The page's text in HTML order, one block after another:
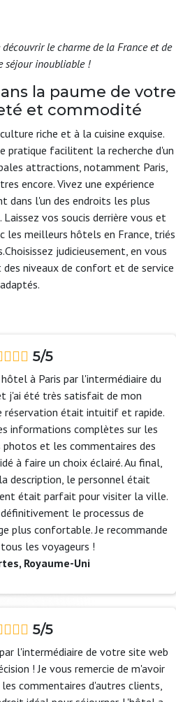
le charme de la France et de
séjour inoubliable !
la paume de votre
et commodité
riche et à la cuisine exquise.
pratique facilitent la recherche d'un
attractions, notamment Paris,
encore. Vivez une expérience
dans l'un des endroits les plus
vos soucis derrière vous et
les meilleurs hôtels en France, triés
judicieusement, en vous
niveaux de confort et de service
adaptés.
5/5
à Paris par l'intermédiaire du
j'ai été très satisfait de mon
réservation était intuitif et rapide.
informations complètes sur les
et les commentaires des
à faire un choix éclairé. Au final,
description, le personnel était
était parfait pour visiter la ville.
le processus de
plus confortable. Je recommande
les voyageurs !
Royaume-Uni
5/5
l'intermédiaire de votre site web
! Je vous remercie de m'avoir
commentaires d'autres clients,